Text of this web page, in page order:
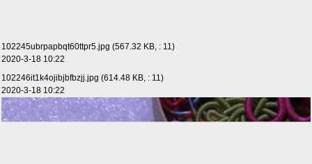
102245ubrpapbqt60ttpr5.jpg (567.32 KB, : 11)
2020-3-18 10:22
102246it1k4ojibjbfbzjj.jpg (614.48 KB, : 11)
2020-3-18 10:22